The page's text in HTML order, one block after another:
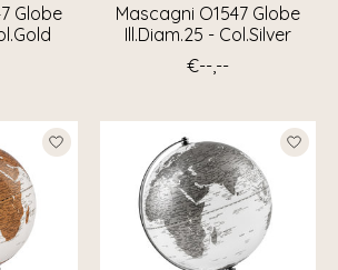
Globe
Mascagni O1547 Globe
Ill.Diam.25 - Col.Silver
€--,--